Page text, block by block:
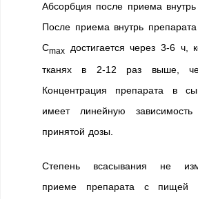
Абсорбция после приема
После приема внутрь
Cmax
достигается через 3-6 ч,
тканях в 2-12 раз выше,
Концентрация препарата в
имеет линейную
принятой дозы.
Степень всасывания не
приеме препарата с пищей